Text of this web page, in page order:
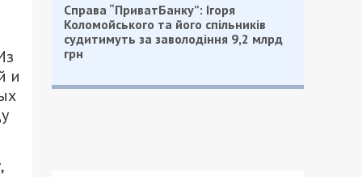
и
Справа “ПриватБанку”: Ігоря
Коломойського та його спільників
судитимуть за заволодіння 9,2 млрд
грн